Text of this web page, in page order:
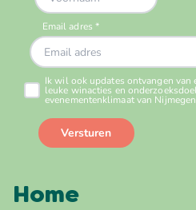
Home